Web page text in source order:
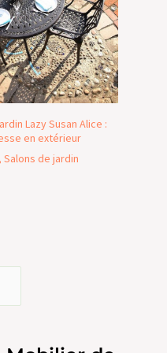
Lazy Susan Alice :
en extérieur
, Salons de jardin